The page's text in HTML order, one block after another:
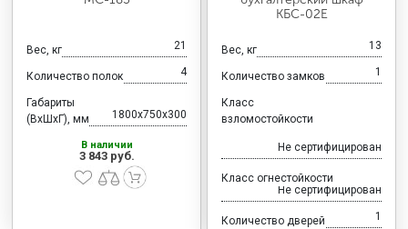
СТАЛЬНЫЕ ДВЕРИ
Вес, кг 21
Количество полок 4
Габариты
(ВхШхГ), мм
1800x750x300
В наличии
3 843 руб.
КБС-02Е
Вес, кг 13
Количество замков 1
Класс
взломостойкости
Не сертифицирован
Класс огнестойкости
Не сертифицирован
Количество дверей 1